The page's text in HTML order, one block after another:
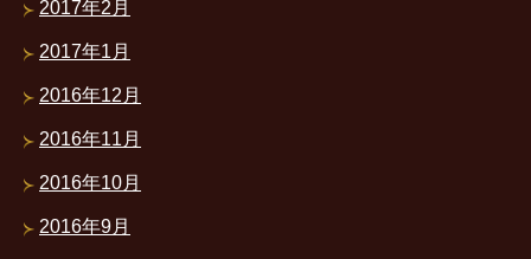
2017年2月
2017年1月
2016年12月
2016年11月
2016年10月
2016年9月